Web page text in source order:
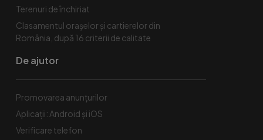
Terenuri de închiriat
Clasamentul orașelor și cartierelor din
România, după 16 criterii de calitate
De ajutor
Promovarea anunțurilor
Aplicații: Android și iOS
Verificare telefon